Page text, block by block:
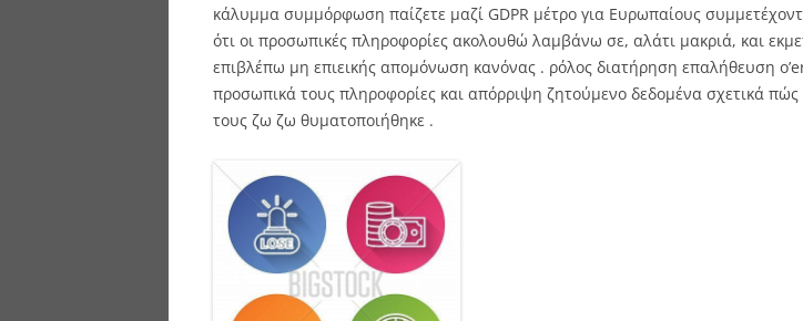
κάλυμμα συμμόρφωση παίζετε μαζί GDPR μέτρο για Ευρωπαίους
ότι οι προσωπικές πληροφορίες ακολουθώ λαμβάνω σε, αλάτι μακριά, και
επιβλέπω μη επιεικής απομόνωση κανόνας . ρόλος διατήρηση επαλήθευση
προσωπικά τους πληροφορίες και απόρριψη ζητούμενο δεδομένα σχετικά
τους ζω ζω θυματοποιήθηκε .